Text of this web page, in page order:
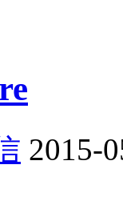
2015-